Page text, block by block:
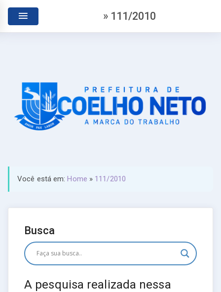
» 111/2010
Você está em:Home » 111/2010
Busca
A pesquisa realizada nessa